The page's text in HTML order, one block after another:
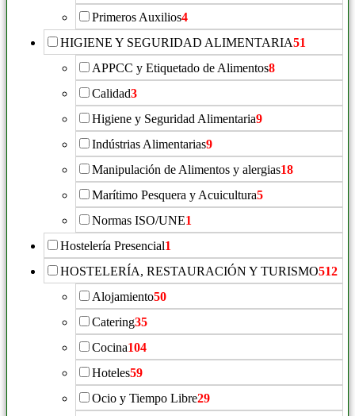
Primeros Auxilios4
HIGIENE Y SEGURIDAD ALIMENTARIA51
APPCC y Etiquetado de Alimentos8
Calidad3
Higiene y Seguridad Alimentaria9
Indústrias Alimentarias9
Manipulación de Alimentos y alergias18
Marítimo Pesquera y Acuicultura5
Normas ISO/UNE1
Hostelería Presencial1
HOSTELERÍA, RESTAURACIÓN Y TURISMO512
Alojamiento50
Catering35
Cocina104
Hoteles59
Ocio y Tiempo Libre29